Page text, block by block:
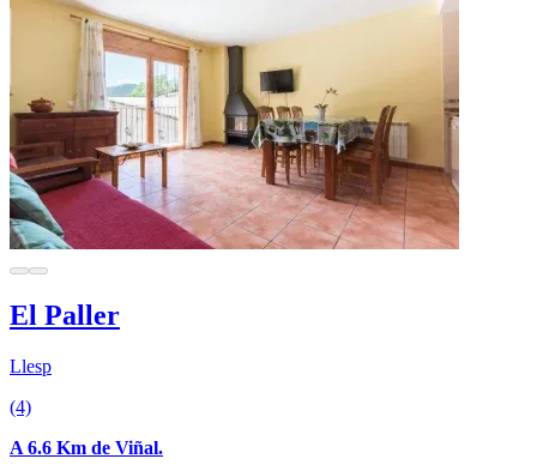
El Paller
Llesp
(4)
A 6.6 Km de Viñal.